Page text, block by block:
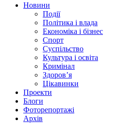
Новини
Події
Політика і влада
Економіка і бізнес
Спорт
Суспільство
Культура і освіта
Кримінал
Здоров’я
Цікавинки
Проекти
Блоги
Фоторепортажі
Архів